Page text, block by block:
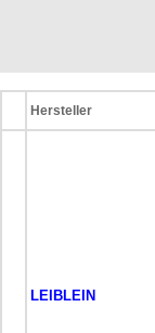
Hersteller
LEIBLEIN